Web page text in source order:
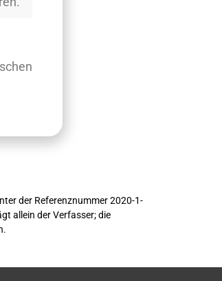
der Referenznummer 2020-1-
allein der Verfasser; die